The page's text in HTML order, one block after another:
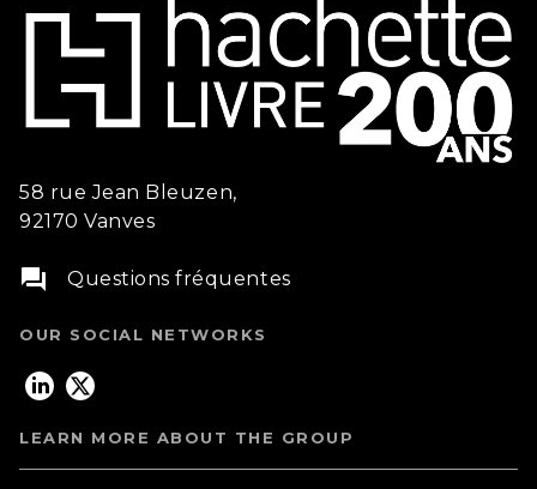
58 rue Jean Bleuzen,
92170 Vanves
question_answer Questions fréquentes
OUR SOCIAL NETWORKS
LEARN MORE ABOUT THE GROUP